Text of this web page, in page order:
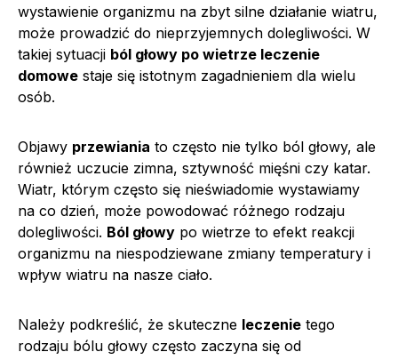
wystawienie organizmu na zbyt silne działanie wiatru,
może prowadzić do nieprzyjemnych dolegliwości. W
takiej sytuacji ból głowy po wietrze leczenie
domowe staje się istotnym zagadnieniem dla wielu
osób.
Objawy przewiania to często nie tylko ból głowy, ale
również uczucie zimna, sztywność mięśni czy katar.
Wiatr, którym często się nieświadomie wystawiamy
na co dzień, może powodować różnego rodzaju
dolegliwości. Ból głowy po wietrze to efekt reakcji
organizmu na niespodziewane zmiany temperatury i
wpływ wiatru na nasze ciało.
Należy podkreślić, że skuteczne leczenie tego
rodzaju bólu głowy często zaczyna się od